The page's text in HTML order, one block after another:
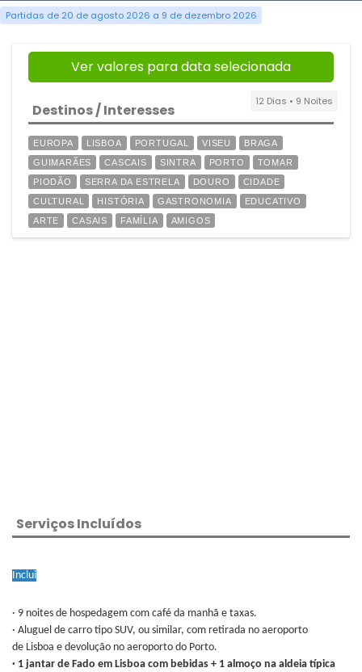
Partidas de 20 de agosto 2026 a 9 de dezembro 2026
Ver valores para data selecionada
12 Dias • 9 Noites
Destinos / Interesses
EUROPA LISBOA PORTUGAL VISEU
BRAGA
GUIMARÃES
CASCAIS SINTRA PORTO
TOMAR
PIODÃO
SERRA DA ESTRELA DOURO
CIDADE
CULTURAL
HISTÓRIA GASTRONOMIA
EDUCATIVO
ARTE
CASAIS FAMÍLIA AMIGOS
Serviços Incluídos
Inclui
· 9 noites de hospedagem com café da manhã e taxas.
· Aluguel de carro tipo SUV, ou similar, com retirada no aeroporto
de Lisboa e devolução no aeroporto do Porto.
· 1 jantar de Fado em Lisboa com bebidas + 1 almoço na aldeia típica